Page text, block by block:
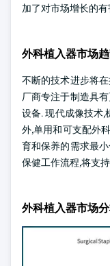
加了对市场增长的
外科植入器市场
不断的技术进步将
厂商专注于制造具
设备. 现代成像技术,
外,单用和可支配外
育和保养的需求最
保健工作流程,将支持
外科植入器市场